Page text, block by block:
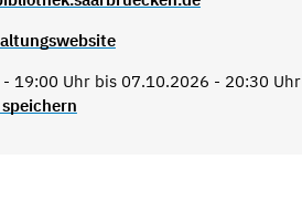
19:00 Uhr bis 07.10.2026 - 20:30 Uhr